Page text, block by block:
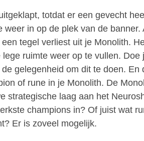
totdat er een gevecht
weer in op de plek van de
tegel verliest uit je Monolith.
ruimte weer op te vullen. Doe
gelegenheid om dit te doen. En
of rune in je Monolith. De
strategische laag aan het
champions in? Of juist wat
Er is zoveel mogelijk.